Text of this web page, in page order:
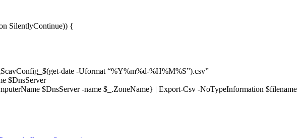
SilentlyContinue)) {
date -Uformat “%Y%m%d-%H%M%S”).csv”
$DnsServer
$DnsServer -name $_.ZoneName} | Export-Csv -NoTypeInformation $filename